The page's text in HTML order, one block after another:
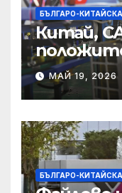
БЪЛГАРО-
Китай,
МАЙ 19, 2026
БЪЛГАРО-